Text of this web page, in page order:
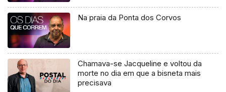
Na praia da Ponta dos Corvos
Chamava-se Jacqueline e voltou da
morte no dia em que a bisneta mais
precisava